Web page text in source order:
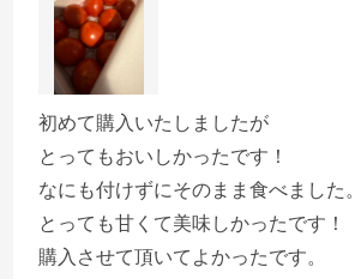
初めて購入いたしましたが
とってもおいしかったです！
なにも付けずにそのまま食べました。
とっても甘くて美味しかったです！
購入させて頂いてよかったです。